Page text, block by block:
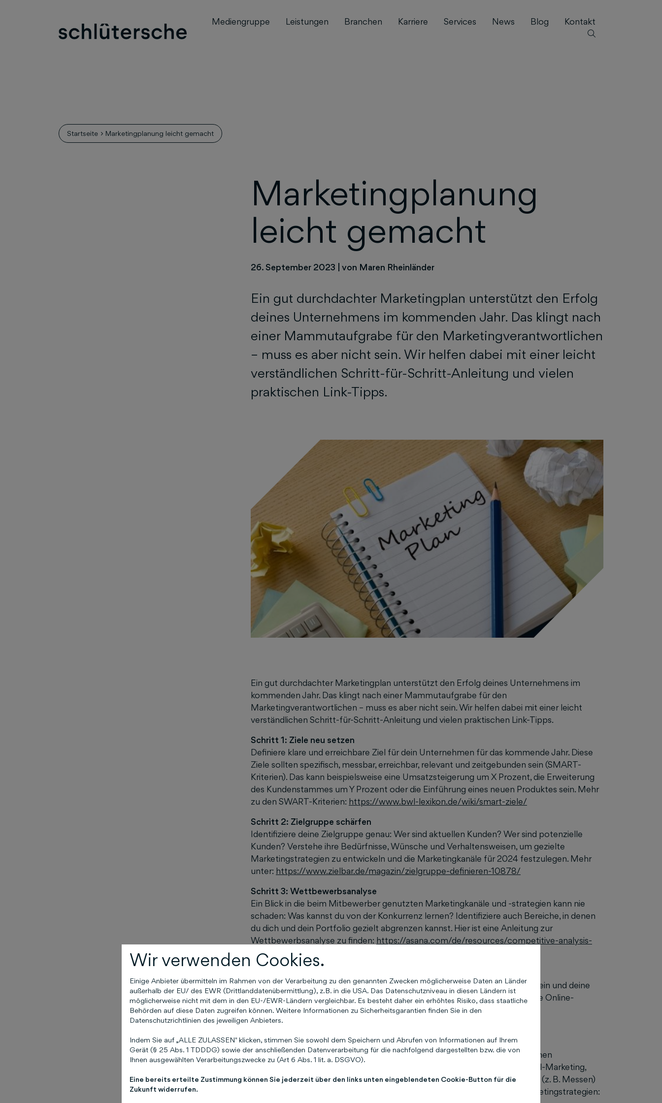
Mediengruppe Leistungen Branchen Karriere Services News Blog Kontakt
Startseite Marketingplanung leicht gemacht
Marketingplanung
leicht gemacht
26. September 2023 von Maren Rheinländer
Ein gut durchdachter Marketingplan unterstützt den Erfolg
deines Unternehmens im kommenden Jahr. Das klingt nach
einer Mammutaufgrabe für den Marketingverantwortlichen
– muss es aber nicht sein. Wir helfen dabei mit einer leicht
verständlichen Schritt-für-Schritt-Anleitung und vielen
praktischen Link-Tipps.
Ein gut durchdachter Marketingplan unterstützt den Erfolg deines Unternehmens im
kommenden Jahr. Das klingt nach einer Mammutaufgrabe für den
Marketingverantwortlichen – muss es aber nicht sein. Wir helfen dabei mit einer leicht
verständlichen Schritt-für-Schritt-Anleitung und vielen praktischen Link-Tipps.
Schritt 1: Ziele neu setzen
Definiere klare und erreichbare Ziel für dein Unternehmen für das kommende Jahr. Diese
Ziele sollten spezifisch, messbar, erreichbar, relevant und zeitgebunden sein (SMART-
Kriterien). Das kann beispielsweise eine Umsatzsteigerung um X Prozent, die Erweiterung
des Kundenstammes um Y Prozent oder die Einführung eines neuen Produktes sein. Mehr
zu den SWART-Kriterien: https://www.bwl-lexikon.de/wiki/smart-ziele/
Schritt 2: Zielgruppe schärfen
Identifiziere deine Zielgruppe genau: Wer sind aktuellen Kunden? Wer sind potenzielle
Kunden? Verstehe ihre Bedürfnisse, Wünsche und Verhaltensweisen, um gezielte
Marketingstrategien zu entwickeln und die Marketingkanäle für 2024 festzulegen. Mehr
unter: https://www.zielbar.de/magazin/zielgruppe-definieren-10878/
Schritt 3: Wettbewerbsanalyse
Ein Blick in die beim Mitbewerber genutzten Marketingkanäle und -strategien kann nie
schaden: Was kannst du von der Konkurrenz lernen? Identifiziere auch Bereiche, in denen
du dich und dein Portfolio gezielt abgrenzen kannst. Hier ist eine Anleitung zur
Wettbewerbsanalyse zu finden: https://asana.com/de/resources/competitive-analysis-
example
Lege dein maximales Marketingbudget für 2024 fest: Es sollte realistisch sein und deine
Ziele unterstützen. Berücksichtige dabei verschiedene Marketingkanäle wie Online-
Werbung, Social Media, Events und mehr. Wichtige Informationen dazu:
https://blog.hubspot.de/marketing/marketing-budget-berechnung
Schritt 5: Marketingstrategie entwickeln
Welche Marketingstrategien passen am besten zu deinen Zielen? Das können
Onlinestrategien wie Content-Marketing, Influencer-Kooperationen, E-Mail-Marketing,
oder Suchmaschinenoptimierung (SEO) sein oder offline Erlebnismarketing (z. B. Messen)
oder Empfehlungsmarketing. Erfahre mehr zu den unterschiedlichen Marketingstrategien:
Wir verwenden Cookies.
Einige Anbieter übermitteln im Rahmen von der Verarbeitung zu den genannten Zwecken möglicherweise Daten an Länder
außerhalb der EU/ des EWR (Drittlanddatenübermittlung), z.B. in die USA. Das Datenschutzniveau in diesen Ländern ist
möglicherweise nicht mit dem in den EU-/EWR-Ländern vergleichbar. Es besteht daher ein erhöhtes Risiko, dass staatliche
Behörden auf diese Daten zugreifen können. Weitere Informationen zu Sicherheitsgarantien finden Sie in den
Datenschutzrichtlinien des jeweiligen Anbieters.
Indem Sie auf „ALLE ZULASSEN" klicken, stimmen Sie sowohl dem Speichern und Abrufen von Informationen auf Ihrem
Gerät (§ 25 Abs. 1 TDDDG) sowie der anschließenden Datenverarbeitung für die nachfolgend dargestellten bzw. die von
Ihnen ausgewählten Verarbeitungszwecke zu (Art 6 Abs. 1 lit. a. DSGVO).
Eine bereits erteilte Zustimmung können Sie jederzeit über den links unten eingeblendeten Cookie-Button für die
Zukunft widerrufen.